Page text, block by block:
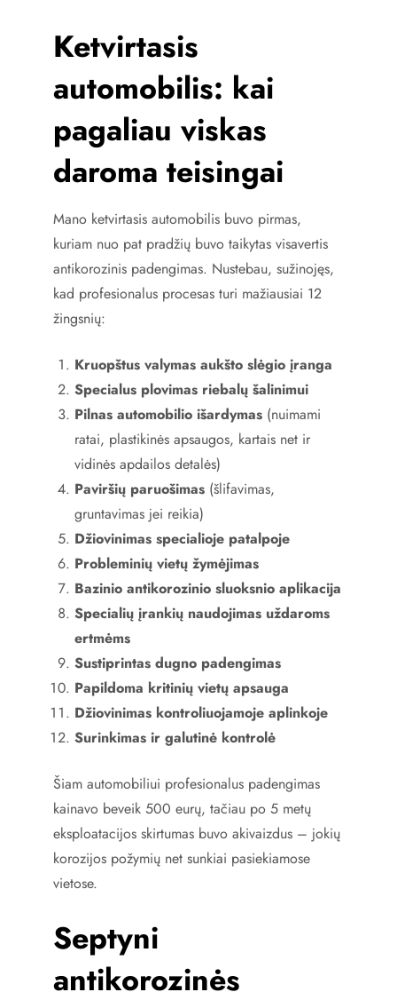
Ketvirtasis
automobilis: kai
pagaliau viskas
daroma teisingai
Mano ketvirtasis automobilis buvo pirmas,
kuriam nuo pat pradžių buvo taikytas visavertis
antikorozinis padengimas. Nustebau, sužinojęs,
kad profesionalus procesas turi mažiausiai 12
žingsnių:
Kruopštus valymas aukšto slėgio įranga
Specialus plovimas riebalų šalinimui
Pilnas automobilio išardymas (nuimami
ratai, plastikinės apsaugos, kartais net ir
vidinės apdailos detalės)
Paviršių paruošimas (šlifavimas,
gruntavimas jei reikia)
Džiovinimas specialioje patalpoje
Probleminių vietų žymėjimas
Bazinio antikorozinio sluoksnio aplikacija
Specialių įrankių naudojimas uždaroms
ertmėms
Sustiprintas dugno padengimas
Papildoma kritinių vietų apsauga
Džiovinimas kontroliuojamoje aplinkoje
Surinkimas ir galutinė kontrolė
Šiam automobiliui profesionalus padengimas
kainavo beveik 500 eurų, tačiau po 5 metų
eksploatacijos skirtumas buvo akivaizdus – jokių
korozijos požymių net sunkiai pasiekiamose
vietose.
Septyni
antikorozinės